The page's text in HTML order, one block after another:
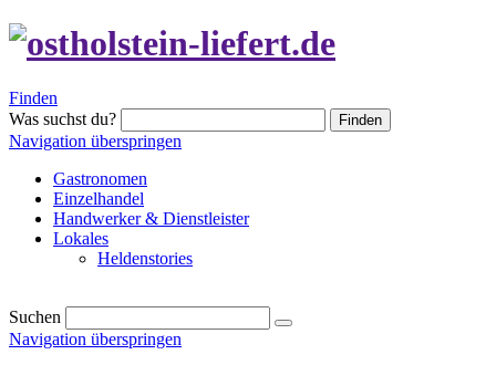
Finden
Was suchst du?
Finden
Navigation überspringen
Gastronomen
Einzelhandel
Handwerker & Dienstleister
Lokales
Heldenstories
Suchen
Navigation überspringen